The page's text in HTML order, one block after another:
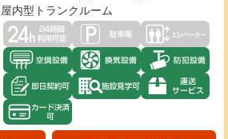
屋内型トランクルーム